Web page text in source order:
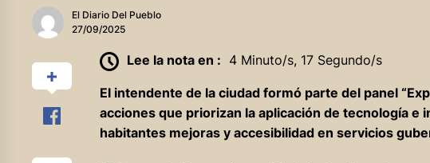
El Diario Del Pueblo
27/09/2025
Lee la nota en : 4 Minuto/s, 17 Segundo/s
El intendente de la ciudad formó parte del panel
acciones que priorizan la aplicación de tecnología e
habitantes mejoras y accesibilidad en servicios